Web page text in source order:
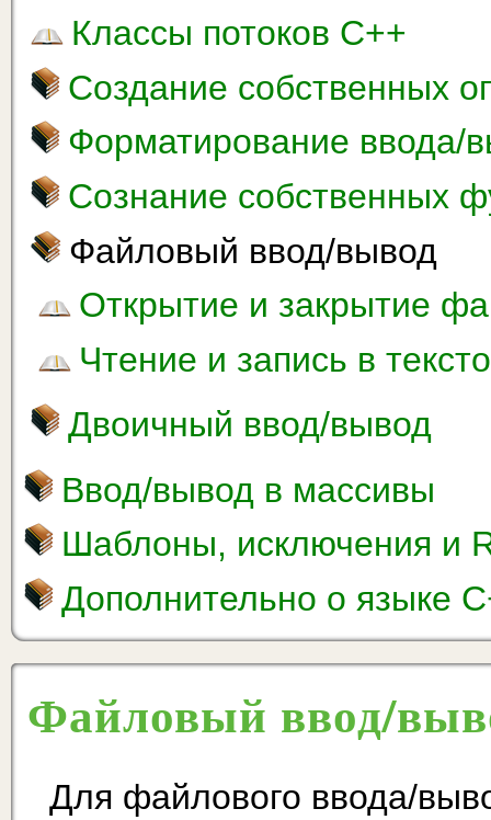
Классы потоков C++
Создание собственных
Форматирование ввода/
Сознание собственных
Файловый ввод/вывод
Открытие и закрытие
Чтение и запись в
Двоичный ввод/вывод
Ввод/вывод в массивы
Шаблоны, исключения и
Дополнительно о языке
Файловый ввод/
Для файлового ввода/